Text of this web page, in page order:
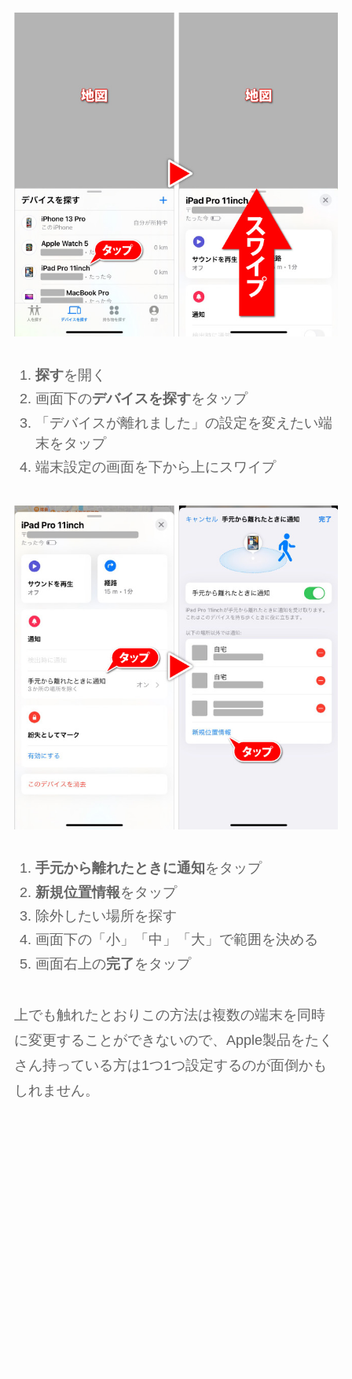
探すを開く
画面下のデバイスを探すをタップ
「デバイスが離れました」の設定を変えたい端
末をタップ
端末設定の画面を下から上にスワイプ
手元から離れたときに通知をタップ
新規位置情報をタップ
除外したい場所を探す
画面下の「小」「中」「大」で範囲を決める
画面右上の完了 をタップ
上でも触れたとおりこの方法は複数の端末を同時
に変更することができないので、Apple製品をたく
さん持っている方は1つ1つ設定するのが面倒かも
しれません。